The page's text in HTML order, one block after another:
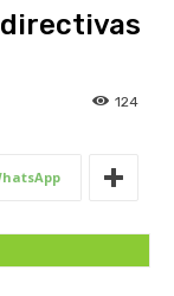
124